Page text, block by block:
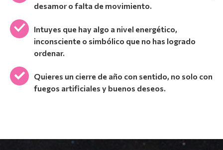
desamor o falta de movimiento.
Intuyes que hay algo a nivel energético,
inconsciente o simbólico que no has logrado
ordenar.
Quieres un cierre de año con sentido, no solo con
fuegos artificiales y buenos deseos.